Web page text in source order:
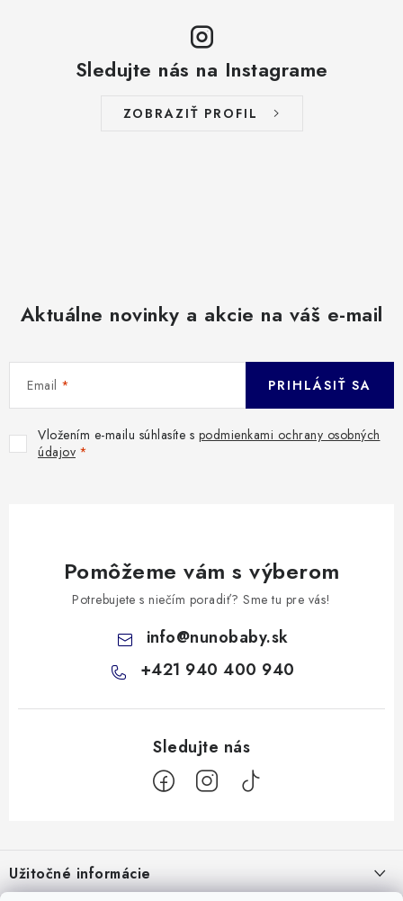
Sledujte nás na Instagrame
ZOBRAZIŤ PROFIL
Aktuálne novinky a akcie na váš e-mail
Email
Vložením e-mailu súhlasíte s podmienkami ochrany osobných
údajov
PRIHLÁSIŤ SA
Pomôžeme vám s výberom
Potrebujete s niečím poradiť? Sme tu pre vás!
info@nunobaby.sk
+421 940 400 940
pUžitočné informácie